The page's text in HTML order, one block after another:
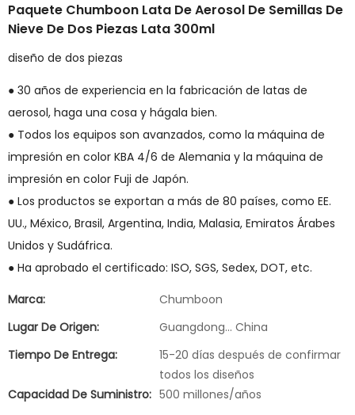
Paquete Chumboon Lata De Aerosol De Semillas De
Nieve De Dos Piezas Lata 300ml
diseño de dos piezas
● 30 años de experiencia en la fabricación de latas de
aerosol, haga una cosa y hágala bien.
● Todos los equipos son avanzados, como la máquina de
impresión en color KBA 4/6 de Alemania y la máquina de
impresión en color Fuji de Japón.
● Los productos se exportan a más de 80 países, como EE.
UU., México, Brasil, Argentina, India, Malasia, Emiratos Árabes
Unidos y Sudáfrica.
● Ha aprobado el certificado: ISO, SGS, Sedex, DOT, etc.
Marca:
Chumboon
Lugar De Origen:
Guangdong... China
Tiempo De Entrega:
15-20 días después de confirmar
todos los diseños
Capacidad De Suministro: 500 millones/años